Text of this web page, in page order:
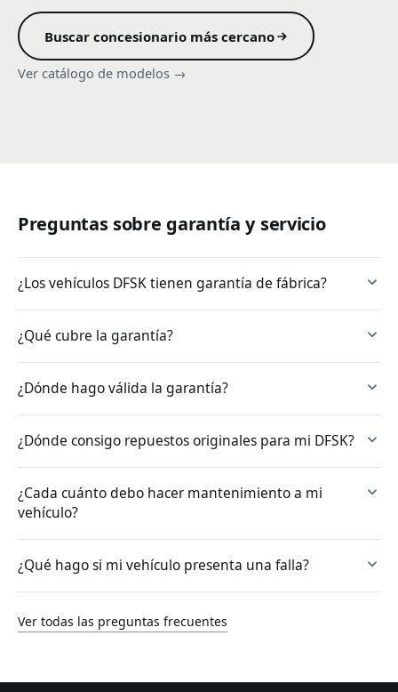
Buscar concesionario más cercano
Ver catálogo de modelos →
Preguntas sobre garantía y servicio
¿Los vehículos DFSK tienen garantía de fábrica?
¿Qué cubre la garantía?
¿Dónde hago válida la garantía?
¿Dónde consigo repuestos originales para mi DFSK?
¿Cada cuánto debo hacer mantenimiento a mi
vehículo?
¿Qué hago si mi vehículo presenta una falla?
Ver todas las preguntas frecuentes